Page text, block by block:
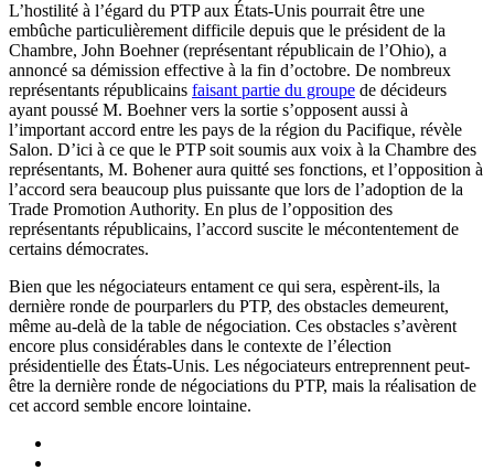
L’hostilité à l’égard du PTP aux États-Unis pourrait être une
embûche particulièrement difficile depuis que le président de la
Chambre, John Boehner (représentant républicain de l’Ohio), a
annoncé sa démission effective à la fin d’octobre. De nombreux
représentants républicains faisant partie du groupe de décideurs
ayant poussé M. Boehner vers la sortie s’opposent aussi à
l’important accord entre les pays de la région du Pacifique, révèle
Salon. D’ici à ce que le PTP soit soumis aux voix à la Chambre des
représentants, M. Bohener aura quitté ses fonctions, et l’opposition à
l’accord sera beaucoup plus puissante que lors de l’adoption de la
Trade Promotion Authority. En plus de l’opposition des
représentants républicains, l’accord suscite le mécontentement de
certains démocrates.
Bien que les négociateurs entament ce qui sera, espèrent-ils, la
dernière ronde de pourparlers du PTP, des obstacles demeurent,
même au-delà de la table de négociation. Ces obstacles s’avèrent
encore plus considérables dans le contexte de l’élection
présidentielle des États-Unis. Les négociateurs entreprennent peut-
être la dernière ronde de négociations du PTP, mais la réalisation de
cet accord semble encore lointaine.